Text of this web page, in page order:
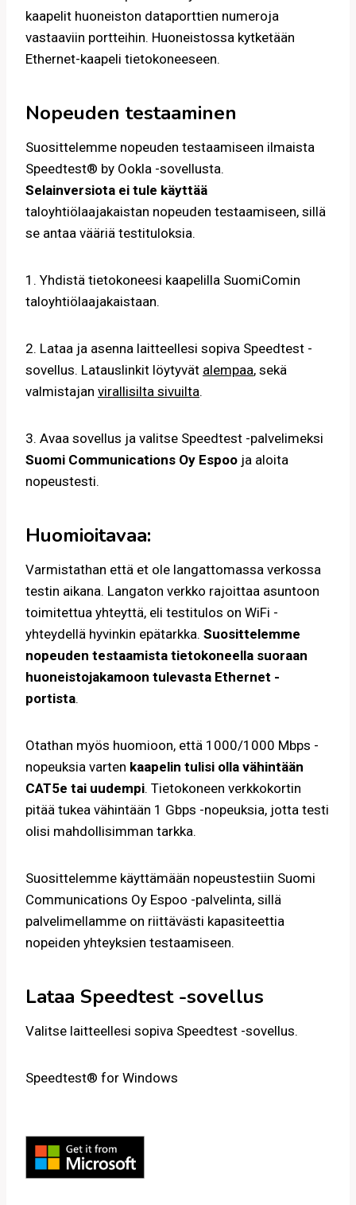
kaapelit huoneiston dataporttien numeroja
vastaaviin portteihin. Huoneistossa kytketään
Ethernet-kaapeli tietokoneeseen.
Nopeuden testaaminen
Suosittelemme nopeuden testaamiseen ilmaista
Speedtest® by Ookla -sovellusta.
Selainversiota ei tule käyttää
taloyhtiölaajakaistan nopeuden testaamiseen, sillä
se antaa vääriä testituloksia.
1. Yhdistä tietokoneesi kaapelilla SuomiComin
taloyhtiölaajakaistaan.
2. Lataa ja asenna laitteellesi sopiva Speedtest -
sovellus. Latauslinkit löytyvät alempaa, sekä
valmistajan virallisilta sivuilta.
3. Avaa sovellus ja valitse Speedtest -palvelimeksi
Suomi Communications Oy Espoo ja aloita
nopeustesti.
Huomioitavaa:
Varmistathan että et ole langattomassa verkossa
testin aikana. Langaton verkko rajoittaa asuntoon
toimitettua yhteyttä, eli testitulos on WiFi -
yhteydellä hyvinkin epätarkka. Suosittelemme
nopeuden testaamista tietokoneella suoraan
huoneistojakamoon tulevasta Ethernet -
portista.
Otathan myös huomioon, että 1000/1000 Mbps -
nopeuksia varten kaapelin tulisi olla vähintään
CAT5e tai uudempi. Tietokoneen verkkokortin
pitää tukea vähintään 1 Gbps -nopeuksia, jotta testi
olisi mahdollisimman tarkka.
Suosittelemme käyttämään nopeustestiin Suomi
Communications Oy Espoo -palvelinta, sillä
palvelimellamme on riittävästi kapasiteettia
nopeiden yhteyksien testaamiseen.
Lataa Speedtest -sovellus
Valitse laitteellesi sopiva Speedtest -sovellus.
Speedtest® for Windows